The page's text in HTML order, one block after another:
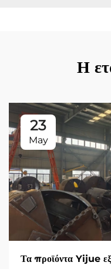
Η
23
May
Τα προϊόντα Yijue